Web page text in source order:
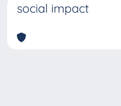
social impact